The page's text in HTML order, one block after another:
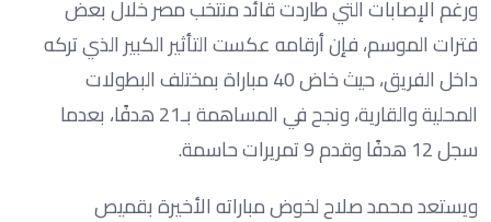
ورغم الإصابات التي طاردت قائد منتخب مصر خلال بعض
فترات الموسم، فإن أرقامه عكست التأثير الكبير الذي تركه
داخل الفريق، حيث خاض 40 مباراة بمختلف البطولات
المحلية والقارية، ونجح في المساهمة بـ21 هدفًا، بعدما
سجل 12 هدفًا وقدم 9 تمريرات حاسمة.
ويستعد محمد صلاح لخوض مباراته الأخيرة بقميص